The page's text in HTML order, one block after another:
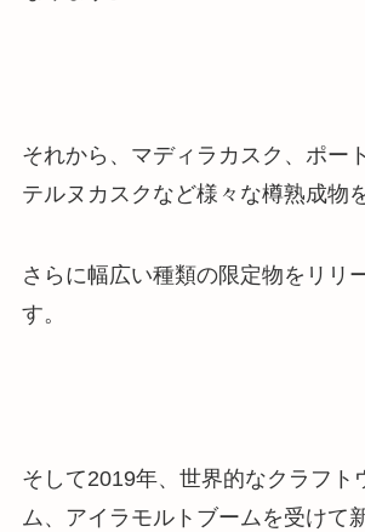
それから、マディラカスク、ポー
テルヌカスクなど様々な樽熟成物
さらに幅広い種類の限定物をリリ
す。
そして2019年、 世界的なクラフト
ム、アイラモルトブームを受けて